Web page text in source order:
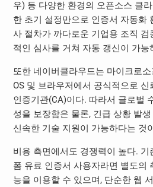
우) 등 다양한 환경의 오픈소스 클
한 초기 설정만으로 인증서 자동화
사 절차가 까다로운 기업용 조직 검
적인 심사를 거쳐 자동 갱신이 가능
또한 네이버클라우드는 마이크로
OS 및 브라우저에서 공식적으로
인증기관(CA)이다. 따라서 글로벌
성을 보장함은 물론, 긴급 상황 발
신속한 기술 지원이 가능하다는 것
비용 측면에서도 경쟁력이 높다. 기
폼 유료 인증서 사용자라면 별도의
능을 이용할 수 있으며, 단순한 웹